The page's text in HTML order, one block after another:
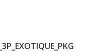
haut de gamme :